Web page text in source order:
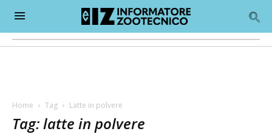
Home Tag Latte in polvere
Tag: latte in polvere